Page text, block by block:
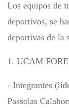
Los equipos de
deportivos, se
deportivas de la
1. UCAM
- Integrantes
Passolas